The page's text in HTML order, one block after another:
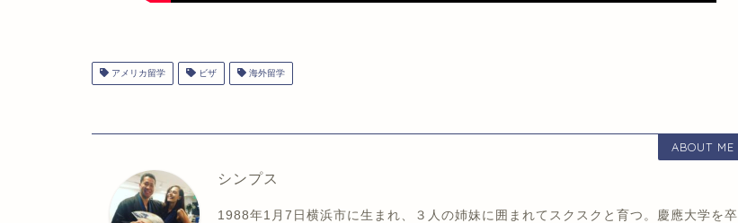
アメリカ留学 ビザ 海外留学
ABOUT ME
シンプス
1988年1月7日横浜市に生まれ、３人の姉妹に囲まれてスクスクと育つ。慶應大学を卒